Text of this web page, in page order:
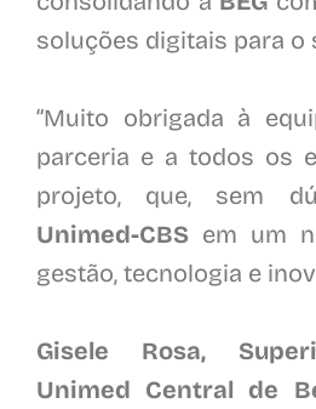
soluções digitais para o
“Muito obrigada à
parceria e a todos os
projeto, que, sem
Unimed-CBS em um
gestão, tecnologia e
Gisele Rosa,
Unimed Central de